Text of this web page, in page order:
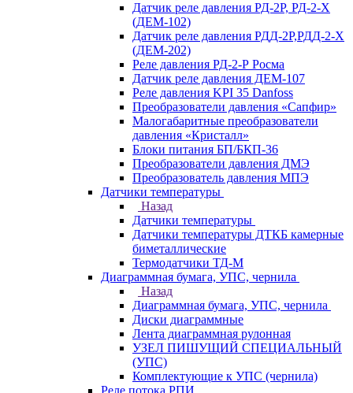
Датчик реле давления РД-2Р, РД-2-Х
(ДЕМ-102)
Датчик реле давления РДД-2Р,РДД-2-Х
(ДЕМ-202)
Реле давления РД-2-Р Росма
Датчик реле давления ДЕМ-107
Реле давления KPI 35 Danfoss
Преобразователи давления «Сапфир»
Малогабаритные преобразователи
давления «Кристалл»
Блоки питания БП/БКП-36
Преобразователи давления ДМЭ
Преобразователь давления МПЭ
Датчики температуры
Назад
Датчики температуры
Датчики температуры ДТКБ камерные
биметаллические
Термодатчики ТД-М
Диаграммная бумага, УПС, чернила
Назад
Диаграммная бумага, УПС, чернила
Диски диаграммные
Лента диаграммная рулонная
УЗЕЛ ПИШУЩИЙ СПЕЦИАЛЬНЫЙ
(УПС)
Комплектующие к УПС (чернила)
Реле потока РПИ